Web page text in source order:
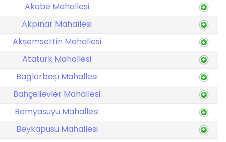
Akabe Mahallesi
Akpınar Mahallesi
Akşemsettin Mahallesi
Atatürk Mahallesi
Bağlarbaşı Mahallesi
Bahçelievler Mahallesi
Bamyasuyu Mahallesi
Beykapusu Mahallesi